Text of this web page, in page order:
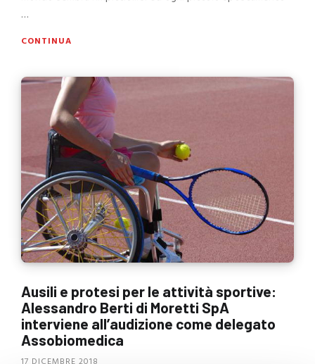
…
CONTINUA
Ausili e protesi per le attività sportive:
Alessandro Berti di Moretti SpA
interviene all’audizione come delegato
Assobiomedica